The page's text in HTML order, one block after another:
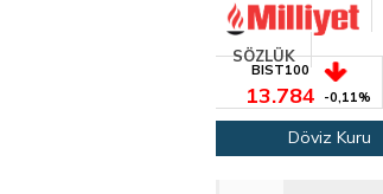
SÖZLÜK
BIST100
13.784 -0,11%
Döviz Kuru